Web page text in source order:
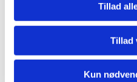
Tillad
Tillad
Kun
Du vil